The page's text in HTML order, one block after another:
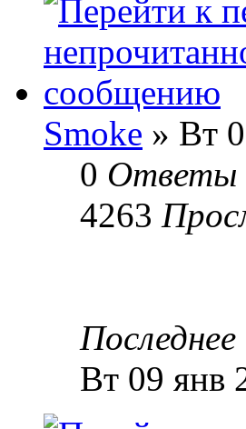
Smoke » Вт
0 Ответы
4263
Вт 09 янв